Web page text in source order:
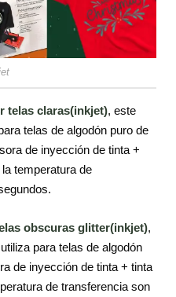
telas claras(inkjet), este
telas de algodón puro de
de inyección de tinta +
temperatura de
obscuras glitter(inkjet),
para telas de algodón
de inyección de tinta + tinta
de transferencia son